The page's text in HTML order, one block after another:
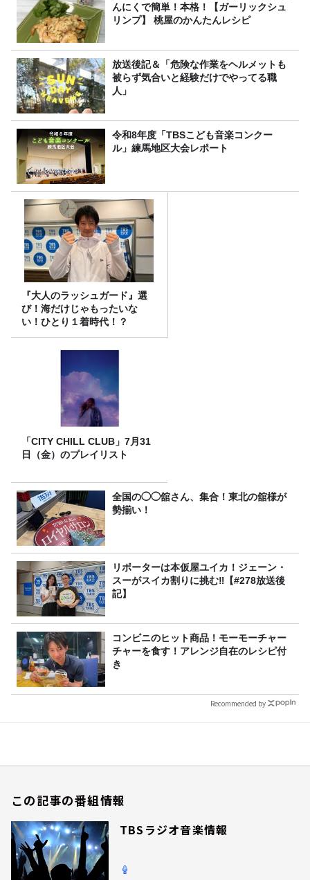
んにくで簡単！本格！【ガーリックシュ
リンプ】 桃屋のかんたんレシピ
放送後記＆「危険な作業をヘルメットも
被らず気合いと経験だけでやってる職
人」
令和8年度「TBSこども音楽コンクー
ル」練馬地区大会レポート
『大人のラッシュガード』選
び！海だけじゃもったいな
い！ひとり１着時代！？
「CITY CHILL CLUB」7月31
日（金）のプレイリスト
全国の◯◯舘さん、集合！東北の舘様が
勢揃い！
リポーターは本仮屋ユイカ！ジェーン・
スーがスイカ割りに挑む‼【#278放送後
記】
コンビニのヒット商品！モーモーチャー
チャーを食す！アレンジ自在のレシピ付
き
Recommended by
この記事の番組情報
TBSラジオ音楽情報